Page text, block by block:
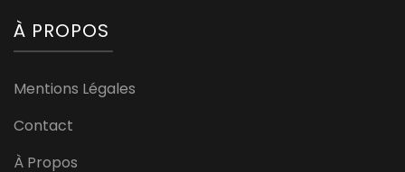
À PROPOS
Mentions Légales
Contact
À Propos